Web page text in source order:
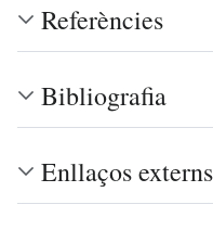
Referències
Bibliografia
Enllaços externs